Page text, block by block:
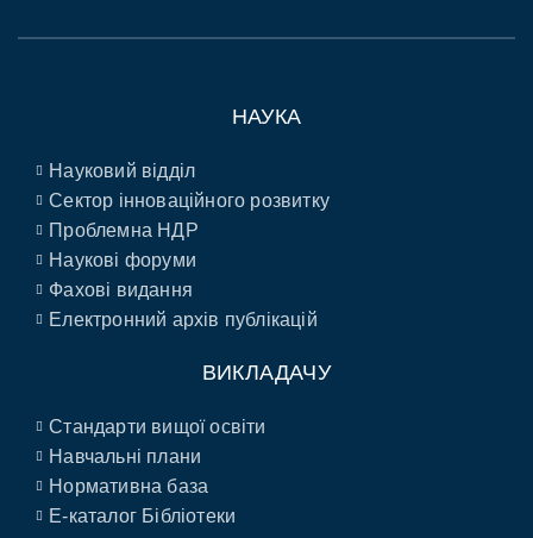
НАУКА
Науковий відділ
Сектор інноваційного розвитку
Проблемна НДР
Наукові форуми
Фахові видання
Електронний архів публікацій
ВИКЛАДАЧУ
Стандарти вищої освіти
Навчальні плани
Нормативна база
E-каталог Бібліотеки